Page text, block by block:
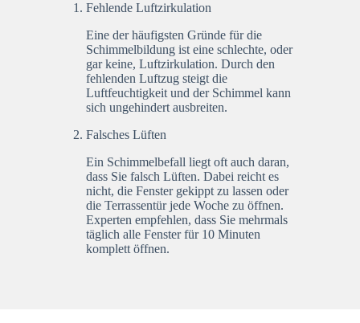
Fehlende Luftzirkulation
Eine der häufigsten Gründe für die
Schimmelbildung ist eine schlechte, oder
gar keine, Luftzirkulation. Durch den
fehlenden Luftzug steigt die
Luftfeuchtigkeit und der Schimmel kann
sich ungehindert ausbreiten.
Falsches Lüften
Ein Schimmelbefall liegt oft auch daran,
dass Sie falsch Lüften. Dabei reicht es
nicht, die Fenster gekippt zu lassen oder
die Terrassentür jede Woche zu öffnen.
Experten empfehlen, dass Sie mehrmals
täglich alle Fenster für 10 Minuten
komplett öffnen.